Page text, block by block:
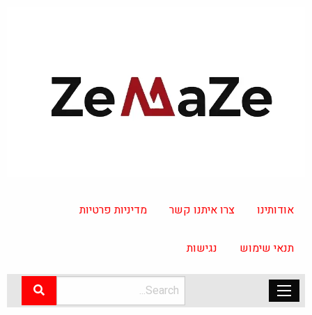
אודותינו צרו איתנו קשר מדיניות פרטיות
תנאי שימוש נגישות